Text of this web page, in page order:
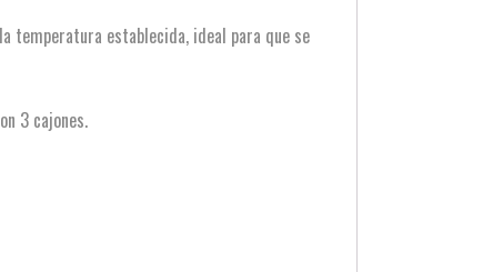
temperatura establecida, ideal para que se
3 cajones.